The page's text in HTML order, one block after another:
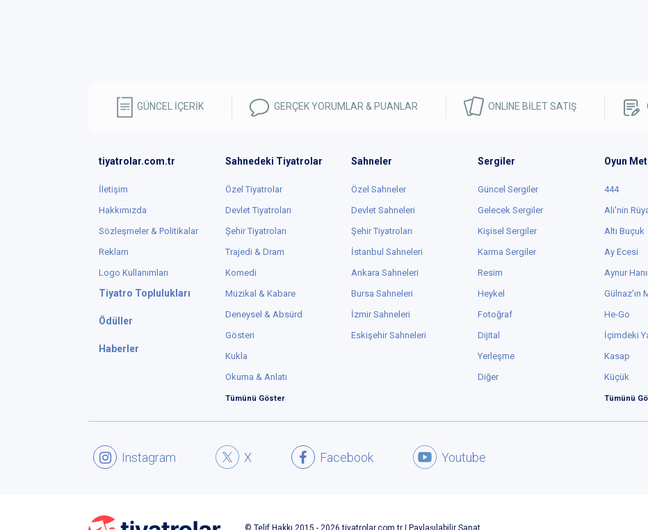
GÜNCEL İÇERİK GERÇEK YORUMLAR & PUANLAR ONLINE BİLET SATIŞ
tiyatrolar.com.tr
İletişim
Hakkımızda
Sözleşmeler & Politikalar
Reklam
Logo Kullanımları
Tiyatro Toplulukları
Ödüller
Haberler
Sahnedeki Tiyatrolar
Özel Tiyatrolar
Devlet Tiyatroları
Şehir Tiyatroları
Trajedi & Dram
Komedi
Müzikal & Kabare
Deneysel & Absürd
Gösteri
Kukla
Okuma & Anlatı
Tümünü Göster
Sahneler
Özel Sahneler
Devlet Sahneleri
Şehir Tiyatroları
İstanbul Sahneleri
Ankara Sahneleri
Bursa Sahneleri
İzmir Sahneleri
Eskişehir Sahneleri
Sergiler
Güncel Sergiler
Gelecek Sergiler
Kişisel Sergiler
Karma Sergiler
Resim
Heykel
Fotoğraf
Dijital
Yerleşme
Diğer
Oyun
444
Ali'nin
Altı Buçuk
Ay Ecesi
Aynur
Gülnaz'ın
He-Go
İçimdeki
Kasap
Küçük
Tümünü
Youtube
Facebook
X
Instagram
© Telif Hakkı 2015 - 2026 tiyatrolar.com.tr | Paylaşılabilir Sanat